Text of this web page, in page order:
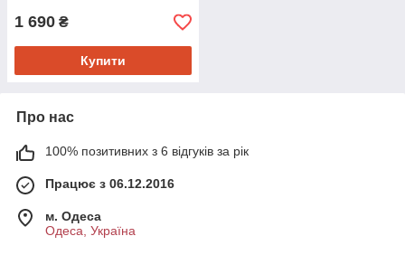
1 690 ₴
Купити
Про нас
100% позитивних з 6 відгуків за рік
Працює з 06.12.2016
м. Одеса
Одеса, Україна